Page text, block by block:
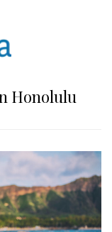
Honolulu